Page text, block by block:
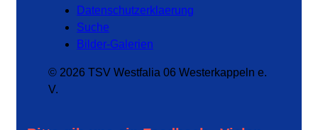
Datenschutzerklaerung
Suche
Bilder-Galerien
© 2026 TSV Westfalia 06 Westerkappeln e.
V.